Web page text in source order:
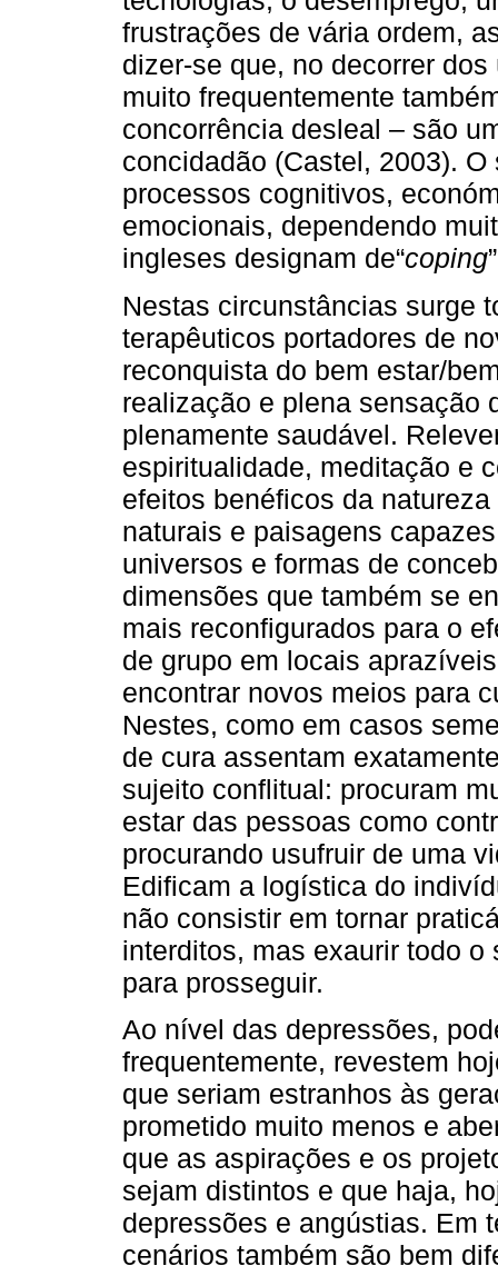
frustrações de vária ordem,
dizer-se que, no decorrer
muito frequentemente
concorrência desleal – são
concidadão (Castel, 2003).
processos cognitivos,
emocionais, dependendo
ingleses designam de“coping
Nestas circunstâncias surge
terapêuticos portadores de
reconquista do bem estar/
realização e plena sensação
plenamente saudável.
espiritualidade, meditação e
efeitos benéficos da
naturais e paisagens
universos e formas de
dimensões que também se
mais reconfigurados para o
de grupo em locais
encontrar novos meios para
Nestes, como em casos
de cura assentam
sujeito conflitual: procuram
estar das pessoas como
procurando usufruir de uma
Edificam a logística do
não consistir em tornar
interditos, mas exaurir todo
para prosseguir.
Ao nível das depressões,
frequentemente, revestem
que seriam estranhos às
prometido muito menos e
que as aspirações e os
sejam distintos e que haja,
depressões e angústias. Em
cenários também são bem